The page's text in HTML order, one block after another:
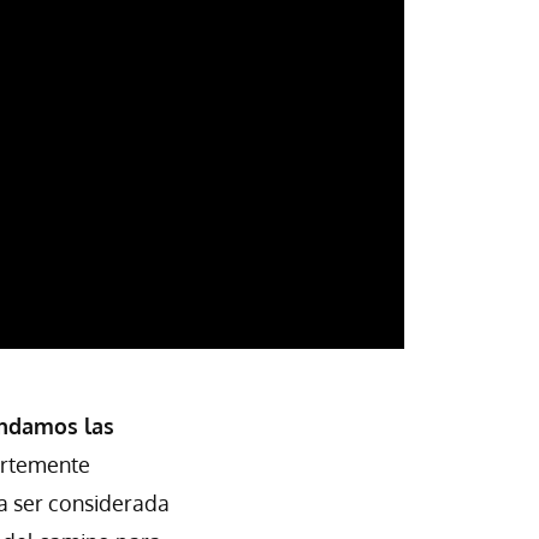
las
ser considerada